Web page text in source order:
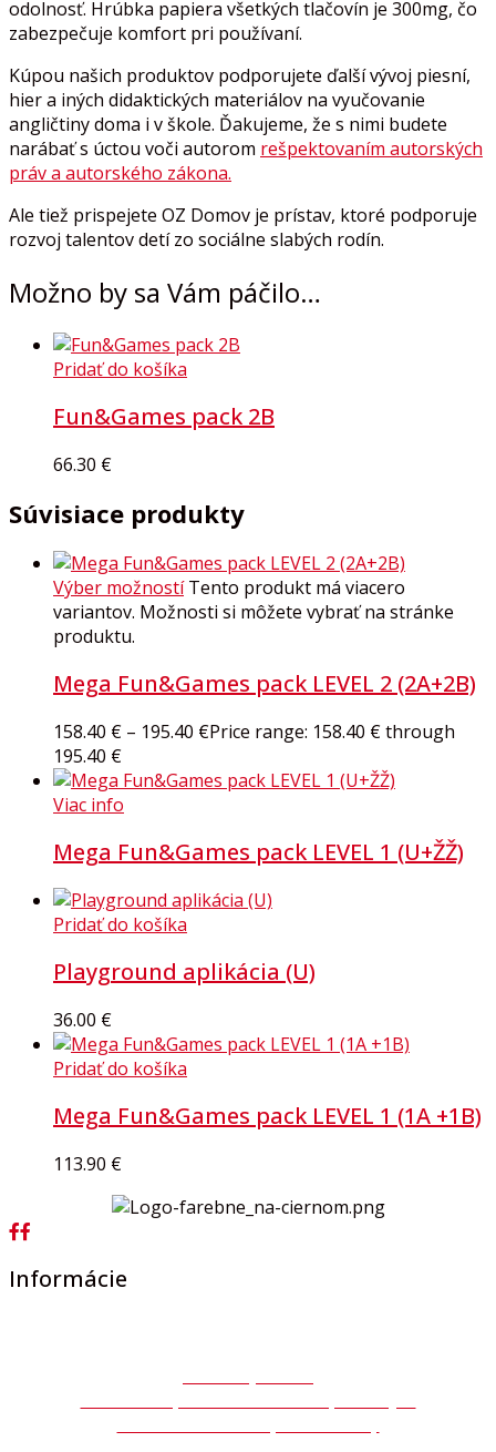
odolnosť. Hrúbka papiera všetkých tlačovín je 300mg, čo
zabezpečuje komfort pri používaní.
Kúpou našich produktov podporujete ďalší vývoj piesní,
hier a iných didaktických materiálov na vyučovanie
angličtiny doma i v škole. Ďakujeme, že s nimi budete
narábať s úctou voči autorom rešpektovaním autorských
práv a autorského zákona.
Ale tiež prispejete OZ Domov je prístav, ktoré podporuje
rozvoj talentov detí zo sociálne slabých rodín.
Možno by sa Vám páčilo…
Pridať do košíka
Fun&Games pack 2B
66.30 €
Súvisiace produkty
Výber možností Tento produkt má viacero
variantov. Možnosti si môžete vybrať na stránke
produktu.
Mega Fun&Games pack LEVEL 2 (2A+2B)
158.40 € – 195.40 €Price range: 158.40 € through
195.40 €
Viac info
Mega Fun&Games pack LEVEL 1 (U+ŽŽ)
Pridať do košíka
Playground aplikácia (U)
36.00 €
Pridať do košíka
Mega Fun&Games pack LEVEL 1 (1A +1B)
113.90 €
Informácie